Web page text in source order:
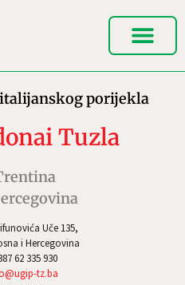
Uče 135,
i Hercegovina
62 335 930
tz.ba
porijekla
Tuzla